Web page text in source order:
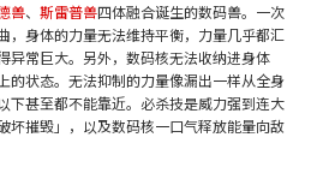
兽、 斯雷普兽四体融合诞生的数码兽。一次
，身体的力量无法维持平衡，力量几乎都汇
异常巨大。另外，数码核无法收纳进身体
的状态。无法抑制的力量像漏出一样从全身
下甚至都不能靠近。必杀技是威力强到连大
坏摧毁」，以及数码核一口气释放能量向敌